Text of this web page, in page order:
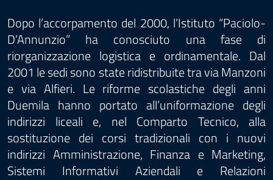
Dopo l’accorpamento del 2000, l’Istituto “Paciolo-
D’Annunzio” ha conosciuto una fase di
riorganizzazione logistica e ordinamentale. Dal
2001 le sedi sono state ridistribuite tra via Manzoni
e via Alfieri. Le riforme scolastiche degli anni
Duemila hanno portato all’uniformazione degli
indirizzi liceali e, nel Comparto Tecnico, alla
sostituzione dei corsi tradizionali con i nuovi
indirizzi Amministrazione, Finanza e Marketing,
Sistemi Informativi Aziendali e Relazioni